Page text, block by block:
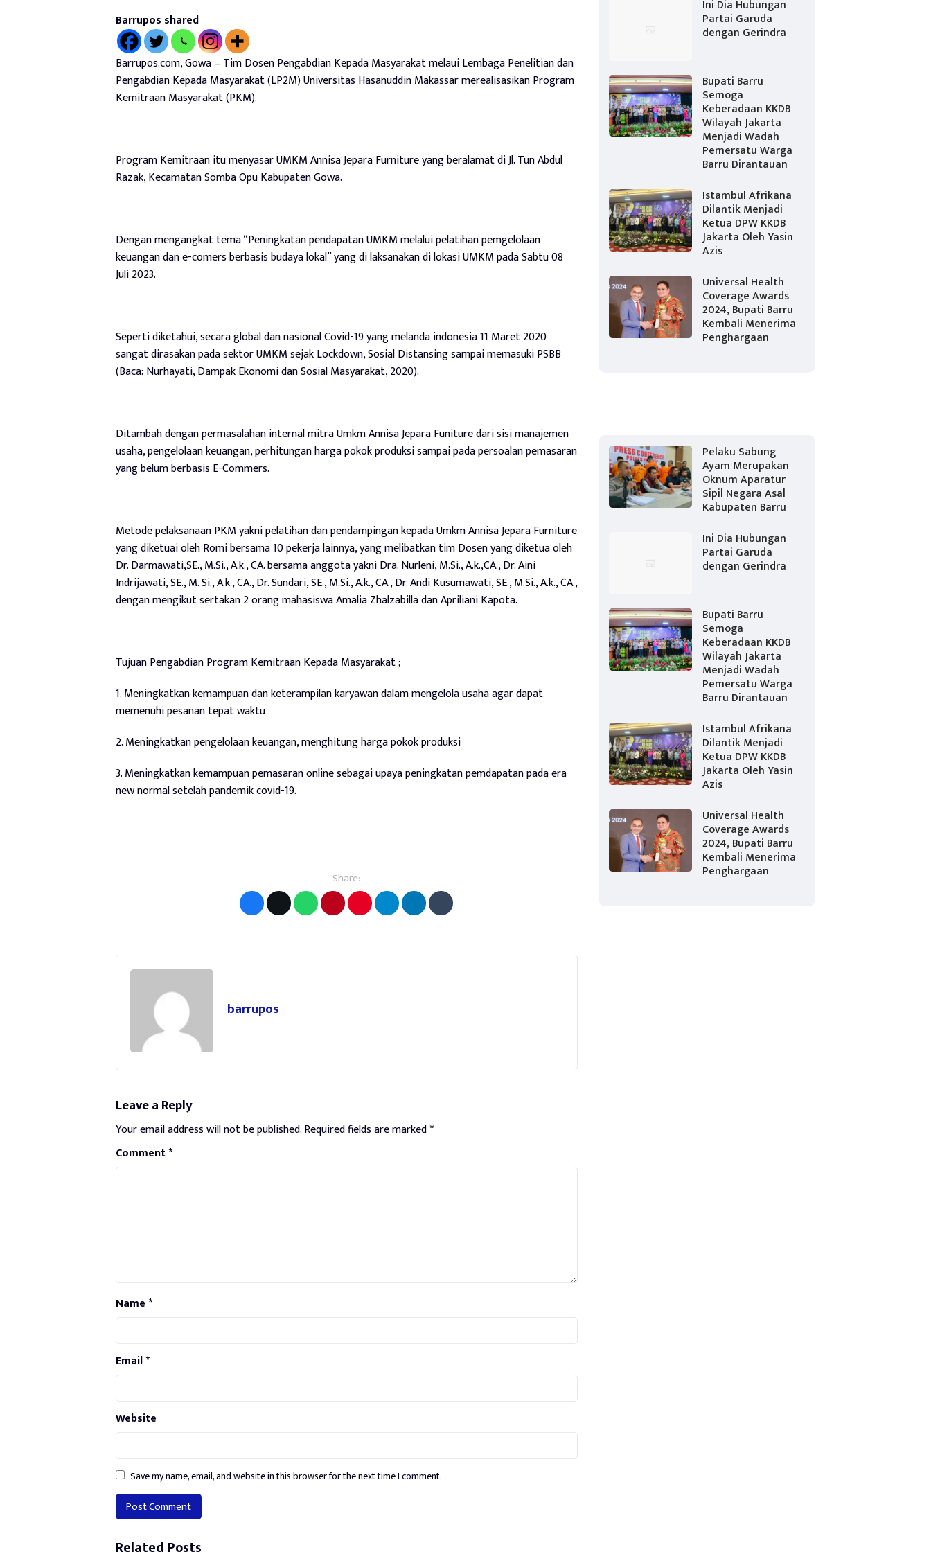
Barrupos shared
Barrupos.com, Gowa – Tim Dosen Pengabdian Kepada Masyarakat melaui Lembaga Penelitian dan
Pengabdian Kepada Masyarakat (LP2M) Universitas Hasanuddin Makassar merealisasikan Program
Kemitraan Masyarakat (PKM).
Program Kemitraan itu menyasar UMKM Annisa Jepara Furniture yang beralamat di Jl. Tun Abdul
Razak, Kecamatan Somba Opu Kabupaten Gowa.
Dengan mengangkat tema “Peningkatan pendapatan UMKM melalui pelatihan pemgelolaan
keuangan dan e-comers berbasis budaya lokal” yang di laksanakan di lokasi UMKM pada Sabtu 08
Juli 2023.
Seperti diketahui, secara global dan nasional Covid-19 yang melanda indonesia 11 Maret 2020
sangat dirasakan pada sektor UMKM sejak Lockdown, Sosial Distansing sampai memasuki PSBB
(Baca: Nurhayati, Dampak Ekonomi dan Sosial Masyarakat, 2020).
Ditambah dengan permasalahan internal mitra Umkm Annisa Jepara Funiture dari sisi manajemen
usaha, pengelolaan keuangan, perhitungan harga pokok produksi sampai pada persoalan pemasaran
yang belum berbasis E-Commers.
Metode pelaksanaan PKM yakni pelatihan dan pendampingan kepada Umkm Annisa Jepara Furniture
yang diketuai oleh Romi bersama 10 pekerja lainnya, yang melibatkan tim Dosen yang diketua oleh
Dr. Darmawati,SE., M.Si., A.k., CA. bersama anggota yakni Dra. Nurleni, M.Si., A.k.,CA., Dr. Aini
Indrijawati, SE., M. Si., A.k., CA., Dr. Sundari, SE., M.Si., A.k., CA., Dr. Andi Kusumawati, SE., M.Si., A.k., CA.,
dengan mengikut sertakan 2 orang mahasiswa Amalia Zhalzabilla dan Apriliani Kapota.
Tujuan Pengabdian Program Kemitraan Kepada Masyarakat ;
1. Meningkatkan kemampuan dan keterampilan karyawan dalam mengelola usaha agar dapat
memenuhi pesanan tepat waktu
2. Meningkatkan pengelolaan keuangan, menghitung harga pokok produksi
3. Meningkatkan kemampuan pemasaran online sebagai upaya peningkatan pemdapatan pada era
new normal setelah pandemik covid-19.
Share:
barrupos
Leave a Reply
Your email address will not be published.Required fields are marked*
Comment*
Name*
Email*
Website
Save my name, email, and website in this browser for the next time I comment.
Alternative:
Ini Dia Hubungan
Partai Garuda
dengan Gerindra
Bupati Barru
Semoga
Keberadaan KKDB
Wilayah Jakarta
Menjadi Wadah
Pemersatu Warga
Barru Dirantauan
Istambul Afrikana
Dilantik Menjadi
Ketua DPW KKDB
Jakarta Oleh Yasin
Azis
Universal Health
Coverage Awards
2024, Bupati Barru
Kembali Menerima
Penghargaan
Pelaku Sabung
Ayam Merupakan
Oknum Aparatur
Sipil Negara Asal
Kabupaten Barru
Ini Dia Hubungan
Partai Garuda
dengan Gerindra
Bupati Barru
Semoga
Keberadaan KKDB
Wilayah Jakarta
Menjadi Wadah
Pemersatu Warga
Barru Dirantauan
Istambul Afrikana
Dilantik Menjadi
Ketua DPW KKDB
Jakarta Oleh Yasin
Azis
Universal Health
Coverage Awards
2024, Bupati Barru
Kembali Menerima
Penghargaan